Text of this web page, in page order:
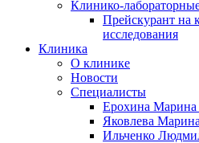
Клинико-
Прейскурант на
исследования
Клиника
О клинике
Новости
Специалисты
Ерохина Марина
Яковлева
Ильченко